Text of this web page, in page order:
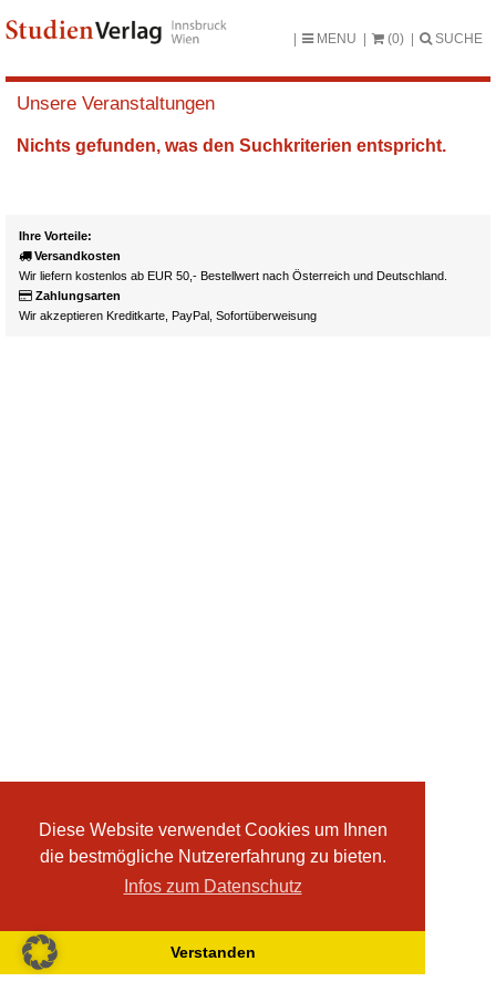
Diese Website verwendet Cookies um Ihnen
die bestmögliche Nutzererfahrung zu bieten.
Infos zum Datenschutz
Verstanden
MENU (0) SUCHE
Unsere Veranstaltungen
Nichts gefunden, was den Suchkriterien entspricht.
Ihre Vorteile:
Versandkosten
Wir liefern kostenlos ab EUR 50,- Bestellwert nach Österreich und Deutschland.
Zahlungsarten
Wir akzeptieren Kreditkarte, PayPal, Sofortüberweisung